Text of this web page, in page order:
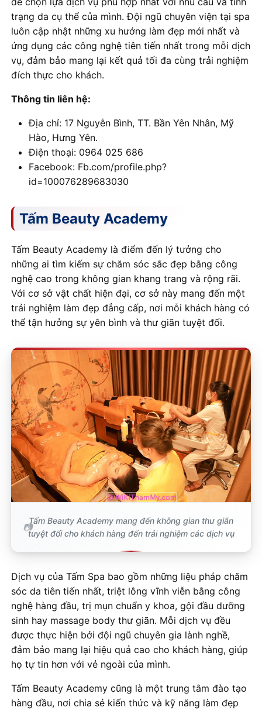
trạng da cụ thể của mình. Đội ngũ chuyên viện tại spa
luôn cập nhật những xu hướng làm đẹp mới nhất và
ứng dụng các công nghệ tiên tiến nhất trong mỗi dịch
vụ, đảm bảo mang lại kết quả tối đa cùng trải nghiệm
đích thực cho khách.
Thông tin liên hệ:
Địa chỉ: 17 Nguyễn Bình, TT. Bần Yên Nhân, Mỹ
Hào, Hưng Yên.
Điện thoại: 0964 025 686
Facebook: Fb.com/profile.php?
id=100076289683030
Tấm Beauty Academy
Tấm Beauty Academy là điểm đến lý tưởng cho
những ai tìm kiếm sự chăm sóc sắc đẹp bằng công
nghệ cao trong không gian khang trang và rộng rãi.
Với cơ sở vật chất hiện đại, cơ sở này mang đến một
trải nghiệm làm đẹp đẳng cấp, nơi mỗi khách hàng có
thể tận hưởng sự yên bình và thư giãn tuyệt đối.
Tấm Beauty Academy mang đến không gian thư giãn
tuyệt đối cho khách hàng đến trải nghiệm các dịch vụ
Dịch vụ của Tấm Spa bao gồm những liệu pháp chăm
sóc da tiên tiến nhất, triệt lông vĩnh viễn bằng công
nghệ hàng đầu, trị mụn chuẩn y khoa, gội đầu dưỡng
sinh hay massage body thư giãn. Mỗi dịch vụ đều
được thực hiện bởi đội ngũ chuyên gia lành nghề,
đảm bảo mang lại hiệu quả cao cho khách hàng, giúp
họ tự tin hơn với vẻ ngoài của mình.
Tấm Beauty Academy cũng là một trung tâm đào tạo
hàng đầu, nơi chia sẻ kiến thức và kỹ năng làm đẹp